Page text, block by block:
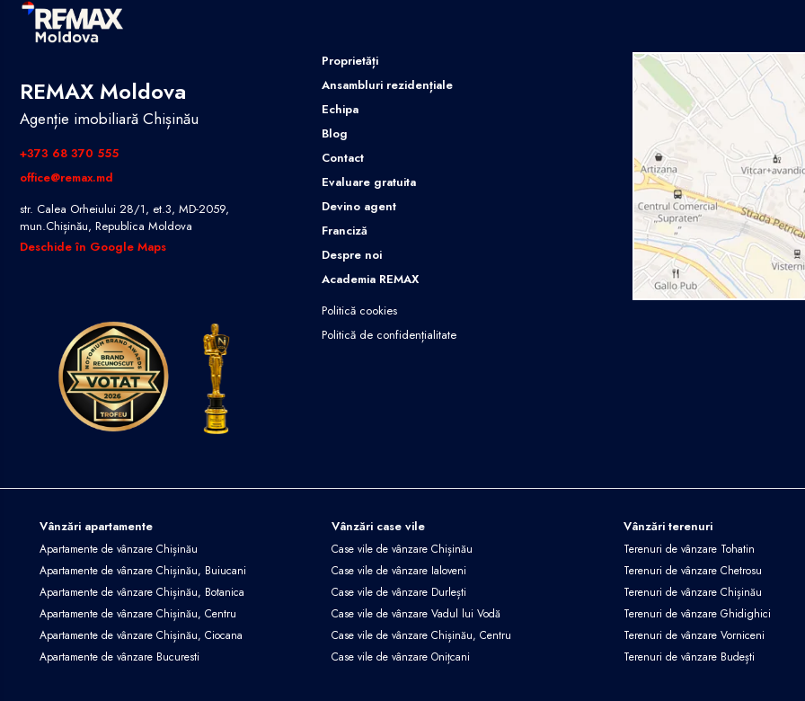
REMAX Moldova
Agenție imobiliară Chișinău
+373 68 370 555
office@remax.md
str. Calea Orheiului 28/1, et.3, MD-2059,
mun.Chișinău, Republica Moldova
Deschide în Google Maps
Proprietăți
Ansambluri rezidențiale
Echipa
Blog
Contact
Evaluare gratuita
Devino agent
Franciză
Despre noi
Academia REMAX
Politică cookies
Politică de confidențialitate
Vânzări apartamente
Apartamente de vânzare Chișinău
Apartamente de vânzare Chișinău, Buiucani
Apartamente de vânzare Chișinău, Botanica
Apartamente de vânzare Chișinău, Centru
Apartamente de vânzare Chișinău, Ciocana
Apartamente de vânzare Bucuresti
Vânzări case vile
Case vile de vânzare Chișinău
Case vile de vânzare Ialoveni
Case vile de vânzare Durlești
Case vile de vânzare Vadul lui Vodă
Case vile de vânzare Chișinău, Centru
Case vile de vânzare Onițcani
Vânzări terenuri
Terenuri de vânzare Tohatin
Terenuri de vânzare Chetrosu
Terenuri de vânzare Chișinău
Terenuri de vânzare Ghidighici
Terenuri de vânzare Vorniceni
Terenuri de vânzare Budești